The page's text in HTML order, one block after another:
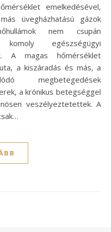
emelkedésével,
üvegházhatású gázok
nem csupán
komoly egészségügyi
A magas hőmérséklet
a kiszáradás és más, a
megbetegedések
a krónikus betegséggel
veszélyeztetettek. A